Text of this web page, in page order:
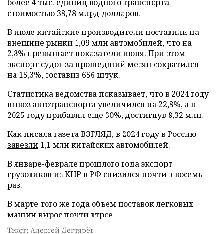
более 4 тыс. единиц водного транспорта
стоимостью 38,78 млрд долларов.
В июле китайские производители поставили на
внешние рынки 1,09 млн автомобилей, что на
2,8% превышает показатели июня. При этом
экспорт судов за прошедший месяц сократился
на 15,3%, составив 656 штук.
Статистика ведомства показывает, что в 2024 году
вывоз автотранспорта увеличился на 22,8%, а в
2025 году прибавил еще 30%, достигнув 8,32 млн.
Как писала газета ВЗГЛЯД, в 2024 году в Россию
завезли 1,1 млн китайских автомобилей.
В январе-феврале прошлого года экспорт
грузовиков из КНР в РФ снизилсяпочти в восемь
раз.
В марте того же года объем поставок легковых
машин выроспочти втрое.
Текст: Алексей Дегтярёв